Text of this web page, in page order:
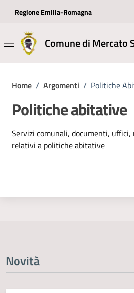
Regione Emilia-Romagna
Comune di Mercato
Home / Argomenti / Politiche
Politiche abitative
Dettagli
Servizi comunali, documenti, uffici,
relativi a politiche abitative
Novità